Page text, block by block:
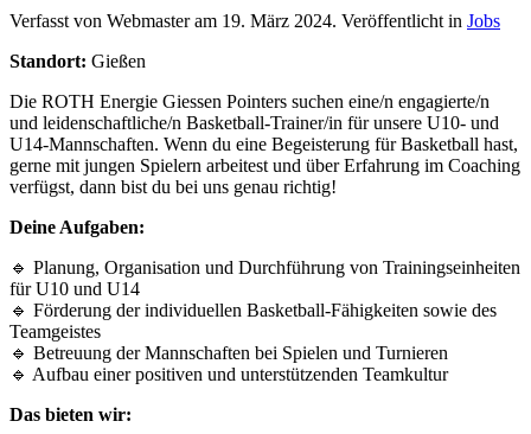
Verfasst von Webmaster am 19. März 2024. Veröffentlicht in Jobs
Standort: Gießen
Die ROTH Energie Giessen Pointers suchen eine/n engagierte/n
und leidenschaftliche/n Basketball-Trainer/in für unsere U10- und
U14-Mannschaften. Wenn du eine Begeisterung für Basketball hast,
gerne mit jungen Spielern arbeitest und über Erfahrung im Coaching
verfügst, dann bist du bei uns genau richtig!
Deine Aufgaben:
🔹 Planung, Organisation und Durchführung von Trainingseinheiten
für U10 und U14
🔹 Förderung der individuellen Basketball-Fähigkeiten sowie des
Teamgeistes
🔹 Betreuung der Mannschaften bei Spielen und Turnieren
🔹 Aufbau einer positiven und unterstützenden Teamkultur
Das bieten wir: